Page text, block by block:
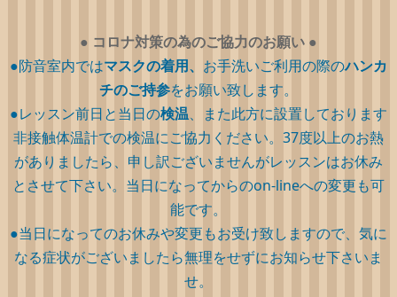
● コロナ対策の為のご協力のお願い ●
●防音室内ではマスクの着用、 お手洗いご利用の際のハンカ
チのご持参をお願い致します。
●レッスン前日と当日の検温、また此方に設置しております
非接触体温計での検温にご協力ください。37度以上のお熱
がありましたら、申し訳ございませんがレッスンはお休み
とさせて下さい。当日になってからのon-lineへの変更も可
能です。
●当日になってのお休みや変更もお受け致しますので、気に
なる症状がございましたら無理をせずにお知らせ下さいま
せ。